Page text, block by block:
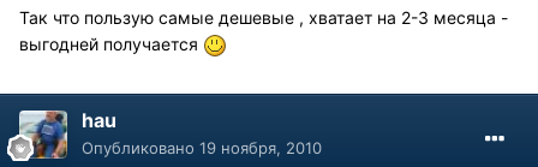
Так что пользую самые дешевые , хватает на 2-3 месяца -
выгодней получается
hau
Опубликовано 19 ноября, 2010